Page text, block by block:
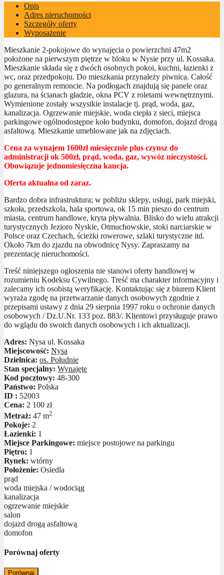
Opis
Adres nieruchomości
Szczegóły oferty
Wyposażenie
Mieszkanie 2-pokojowe do wynajęcia o powierzchni 47m2
położone na pierwszym piętrze w bloku w Nysie przy ul. Kossaka.
Mieszkanie składa się z dwóch osobnych pokoi, kuchni, łazienki z
wc, oraz przedpokoju. Do mieszkania przynależy piwnica. Całość
po generalnym remoncie. Na podłogach znajdują się panele oraz
glazura, na ścianach gładzie, okna PCV z roletami wewnętrznymi.
Wymienione zostały wszystkie instalacje tj. prąd, woda, gaz,
kanalizacja. Ogrzewanie miejskie, woda ciepła z sieci, miejsca
parkingowe ogólnodostępne koło budynku, domofon, dojazd drogą
asfaltową. Mieszkanie umeblowane jak na zdjęciach.
Cena za wynajem 1600zł miesięcznie plus czynsz do
administracji ok 500zł, prąd, woda, gaz, wywóz nieczystości.
Obowiązuje jednomiesięczna kaucja.
Oferta aktualna od zaraz.
Bardzo dobra infrastruktura; w pobliżu sklepy, usługi, park miejski,
szkoła, przedszkola, hala sportowa, ok 15 min pieszo do centrum
miasta, centrum handlowe, kryta pływalnia. Blisko do wielu atrakcji
turystycznych Jezioro Nyskie, Otmuchowskie, stoki narciarskie w
Polsce oraz Czechach, ścieżki rowerowe, szlaki turystyczne itd.
Około 7km do zjazdu na obwodnicę Nysy. Zapraszamy na
prezentację nieruchomości.
Treść niniejszego ogłoszenia nie stanowi oferty handlowej w
rozumieniu Kodeksu Cywilnego. Treść ma charakter informacyjny i
zalecamy ich osobistą weryfikację. Kontaktując się z biurem Klient
wyraża zgodę na przetwarzanie danych osobowych zgodnie z
przepisami ustawy z dnia 29 sierpnia 1997 roku o ochronie danych
osobowych / Dz.U.Nr. 133 poz. 883/. Klientowi przysługuje prawo
do wglądu do swoich danych osobowych i ich aktualizacji.
Adres: Nysa ul. Kossaka
Miejscowość: Nysa
Dzielnica: os. Południe
Stan specjalny: Wynajęte
Kod pocztowy: 48-300
Państwo: Polska
ID : 52003
Cena: 2 100 zł
Metraż: 47 m2
Pokoje: 2
Łazienki: 1
Miejsce Parkingowe: miejsce postojowe na parkingu
Piętro: 1
Rynek: wtórny
Położenie: Osiedla
prąd
woda miejska / wodociąg
kanalizacja
ogrzewanie miejskie
salon
dojazd drogą asfaltową
domofon
Porównaj oferty
Porównaj